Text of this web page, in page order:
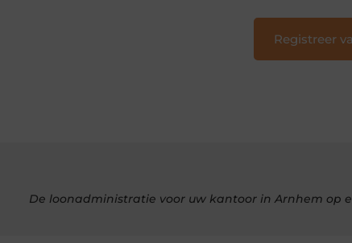
Registreer
De loonadministratie voor uw kantoor in Arnhem op